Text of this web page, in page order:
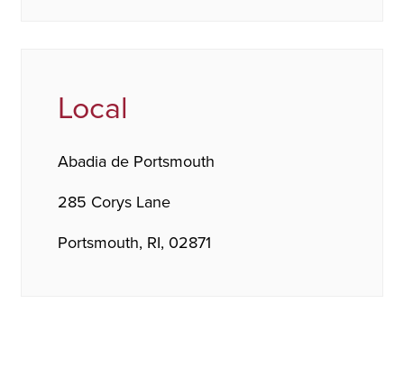
Local
Abadia de Portsmouth
285 Corys Lane
Portsmouth, RI, 02871